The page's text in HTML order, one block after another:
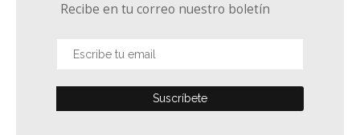
Recibe en tu correo nuestro boletín